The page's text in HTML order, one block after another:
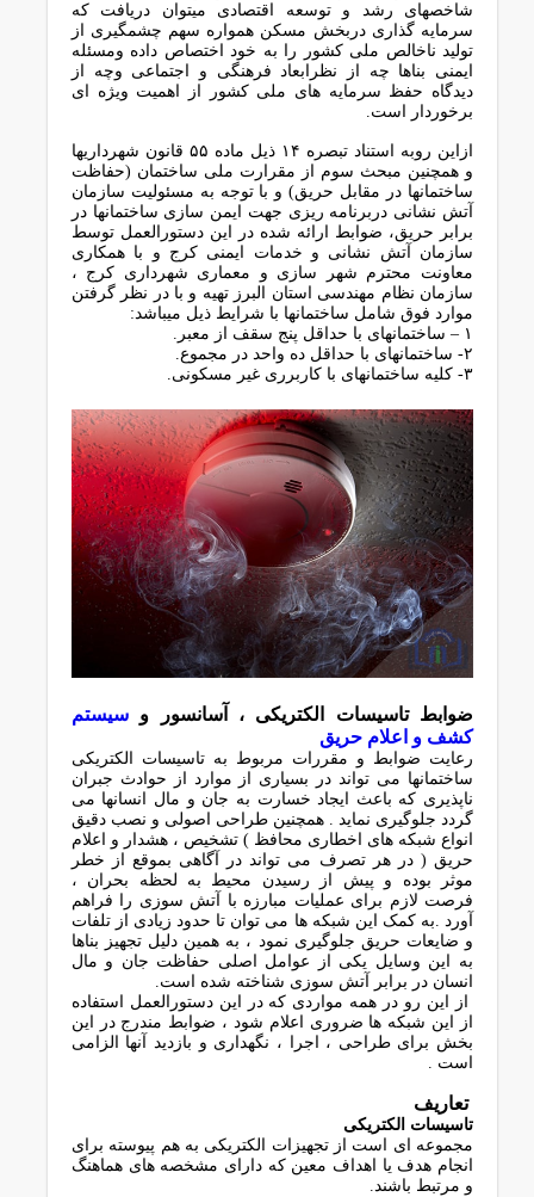
ﺷﺎﺧﺼﻬﺎی رﺷﺪ و ﺗﻮﺳﻌﻪ اﻗﺘﺼﺎدی ﻣﯿﺘﻮان درﯾﺎﻓﺖ ﮐﻪ
ﺳﺮﻣﺎﯾﻪ ﮔﺬاری درﺑﺨﺶ ﻣﺴﮑﻦ ﻫﻤﻮاره ﺳﻬﻢ ﭼﺸﻤﮕﯿﺮی از
ﺗﻮﻟﯿﺪ ﻧﺎﺧﺎﻟﺺ ﻣﻠﯽ ﮐﺸﻮر را ﺑﻪ ﺧﻮد اﺧﺘﺼﺎص داده وﻣﺴﺌﻠﻪ
اﯾﻤﻨﯽ ﺑﻨﺎﻫﺎ ﭼﻪ از ﻧﻈﺮاﺑﻌﺎد ﻓﺮﻫﻨﮕﯽ و اﺟﺘﻤﺎﻋﯽ وﭼﻪ از
دﯾﺪﮔﺎه ﺣﻔﻆ ﺳﺮﻣﺎﯾﻪ ﻫﺎی ﻣﻠﯽ ﮐﺸﻮر از اﻫﻤﯿﺖ وﯾﮋه ای
ﺑﺮﺧﻮردار اﺳﺖ.
ازاﯾﻦ روﺑﻪ اﺳﺘﻨﺎد ﺗﺒﺼﺮه ۱۴ ذﯾﻞ ﻣﺎده ۵۵ ﻗﺎﻧﻮن ﺷﻬﺮدارﯾﻬﺎ
و ﻫﻤﭽﻨﯿﻦ ﻣﺒﺤﺚ ﺳﻮم از ﻣﻘﺮارت ﻣﻠﯽ ﺳﺎﺧﺘﻤﺎن (ﺣﻔﺎﻇﺖ
ﺳﺎﺧﺘﻤﺎﻧﻬﺎ در ﻣﻘﺎﺑﻞ ﺣﺮﯾﻖ) و ﺑﺎ ﺗﻮﺟﻪ ﺑﻪ ﻣﺴﺌﻮﻟﯿﺖ ﺳﺎزﻣﺎن
آﺗﺶ ﻧﺸﺎﻧﯽ درﺑﺮﻧﺎﻣﻪ رﯾﺰی ﺟﻬﺖ اﯾﻤﻦ ﺳﺎزی ﺳﺎﺧﺘﻤﺎﻧﻬﺎ در
ﺑﺮاﺑﺮ ﺣﺮﯾﻖ، ﺿﻮاﺑﻂ اراﺋﻪ ﺷﺪه در اﯾﻦ دﺳﺘﻮراﻟﻌﻤﻞ ﺗﻮﺳﻂ
ﺳﺎزﻣﺎن آﺗﺶ ﻧﺸﺎﻧﯽ و ﺧﺪﻣﺎت اﯾﻤﻨﯽ ﮐﺮج و ﺑﺎ ﻫﻤﮑﺎری
ﻣﻌﺎوﻧﺖ ﻣﺤﺘﺮم ﺷﻬﺮ ﺳﺎزی و ﻣﻌﻤﺎری ﺷﻬﺮداری ﮐﺮج ،
ﺳﺎزﻣﺎن ﻧﻈﺎم ﻣﻬﻨﺪﺳﯽ اﺳﺘﺎن اﻟﺒﺮز ﺗﻬﯿﻪ و ﺑﺎ در ﻧﻈﺮ ﮔﺮﻓﺘﻦ
ﻣﻮارد ﻓﻮق ﺷﺎﻣﻞ ﺳﺎﺧﺘﻤﺎﻧﻬﺎ ﺑﺎ ﺷﺮاﯾﻂ ذﯾﻞ ﻣﯿﺒﺎﺷﺪ:
۱ – ﺳﺎﺧﺘﻤﺎﻧﻬﺎی ﺑﺎ ﺣﺪاﻗﻞ ﭘﻨﺞ ﺳﻘﻒ از ﻣﻌﺒﺮ.
۲- ﺳﺎﺧﺘﻤﺎﻧﻬﺎی ﺑﺎ ﺣﺪاﻗﻞ ده واﺣﺪ در ﻣﺠﻤﻮع.
۳- ﮐﻠﯿﻪ ﺳﺎﺧﺘﻤﺎﻧﻬﺎی ﺑﺎ ﮐﺎرﺑﺮری ﻏﯿﺮ ﻣﺴﮑﻮﻧﯽ.
ﺿﻮاﺑﻂ ﺗﺎﺳﯿﺴﺎت اﻟﮑﺘﺮﯾﮑﯽ ، آﺳﺎﻧﺴﻮر وﺳﯿﺴﺘﻢ
کشف و اﻋﻼم ﺣﺮﯾﻖ
رﻋﺎﯾﺖ ﺿﻮاﺑﻂ و ﻣﻘﺮرات ﻣﺮﺑﻮط ﺑﻪ ﺗﺎﺳﯿﺴﺎت اﻟﮑﺘﺮﯾﮑﯽ
ﺳﺎﺧﺘﻤﺎﻧﻬﺎ ﻣﯽ ﺗﻮاﻧﺪ در ﺑﺴﯿﺎری از ﻣﻮارد از ﺣﻮادث ﺟﺒﺮان
ﻧﺎﭘﺬﯾﺮی ﮐﻪ ﺑﺎﻋﺚ اﯾﺠﺎد ﺧﺴﺎرت ﺑﻪ ﺟﺎن و ﻣﺎل اﻧﺴﺎﻧﻬﺎ ﻣﯽ
ﮔﺮدد ﺟﻠﻮﮔﯿﺮی ﻧﻤﺎﯾﺪ . ﻫﻤﭽﻨﯿﻦ ﻃﺮاﺣﯽ اﺻﻮﻟﯽ و ﻧﺼﺐ دﻗﯿﻖ
اﻧﻮاع ﺷﺒﮑﻪ ﻫﺎی اﺧﻄﺎری ﻣﺤﺎﻓﻆ ) ﺗﺸﺨﯿﺺ ، ﻫﺸﺪار و اﻋﻼم
ﺣﺮﯾﻖ ( در ﻫﺮ ﺗﺼﺮف ﻣﯽ ﺗﻮاﻧﺪ در آﮔﺎﻫﯽ ﺑﻤﻮﻗﻊ از ﺧﻄﺮ
ﻣﻮﺛﺮ ﺑﻮده و ﭘﯿﺶ از رﺳﯿﺪن ﻣﺤﯿﻂ ﺑﻪ ﻟﺤﻈﻪ ﺑﺤﺮان ،
ﻓﺮﺻﺖ ﻻزم ﺑﺮای ﻋﻤﻠﯿﺎت ﻣﺒﺎرزه ﺑﺎ آﺗﺶ ﺳﻮزی را ﻓﺮاﻫﻢ
آورد .ﺑﻪ ﮐﻤﮏ اﯾﻦ ﺷﺒﮑﻪ ﻫﺎ ﻣﯽ ﺗﻮان ﺗﺎ ﺣﺪود زﯾﺎدی از ﺗﻠﻔﺎت
و ﺿﺎﯾﻌﺎت ﺣﺮﯾﻖ ﺟﻠﻮﮔﯿﺮی ﻧﻤﻮد ، ﺑﻪ ﻫﻤﯿﻦ دﻟﯿﻞ ﺗﺠﻬﯿﺰ ﺑﻨﺎﻫﺎ
ﺑﻪ اﯾﻦ وﺳﺎﯾﻞ ﯾﮑﯽ از ﻋﻮاﻣﻞ اﺻﻠﯽ ﺣﻔﺎﻇﺖ ﺟﺎن و ﻣﺎل
اﻧﺴﺎن در ﺑﺮاﺑﺮ آﺗﺶ ﺳﻮزی ﺷﻨﺎﺧﺘﻪ ﺷﺪه اﺳﺖ.
از اﯾﻦ رو در ﻫﻤﻪ ﻣﻮاردی ﮐﻪ در اﯾﻦ دﺳﺘﻮراﻟﻌﻤﻞ اﺳﺘﻔﺎده
از اﯾﻦ ﺷﺒﮑﻪ ﻫﺎ ﺿﺮوری اﻋﻼم ﺷﻮد ، ﺿﻮاﺑﻂ ﻣﻨﺪرج در اﯾﻦ
ﺑﺨﺶ ﺑﺮای ﻃﺮاﺣﯽ ، اﺟﺮا ، ﻧﮕﻬﺪاری و ﺑﺎزدﯾﺪ آﻧﻬﺎ اﻟﺰاﻣﯽ
اﺳﺖ .
ﺗﻌﺎرﯾﻒ
ﺗﺎﺳﯿﺴﺎت اﻟﮑﺘﺮﯾﮑﯽ
ﻣﺠﻤﻮﻋﻪ ای اﺳﺖ از ﺗﺠﻬﯿﺰات اﻟﮑﺘﺮﯾﮑﯽ ﺑﻪ ﻫﻢ ﭘﯿﻮﺳﺘﻪ ﺑﺮای
اﻧﺠﺎم ﻫﺪف ﯾﺎ اﻫﺪاف ﻣﻌﯿﻦ ﮐﻪ دارای ﻣﺸﺨﺼﻪ ﻫﺎی ﻫﻤﺎﻫﻨﮓ
و ﻣﺮﺗﺒﻂ ﺑﺎﺷﻨﺪ.